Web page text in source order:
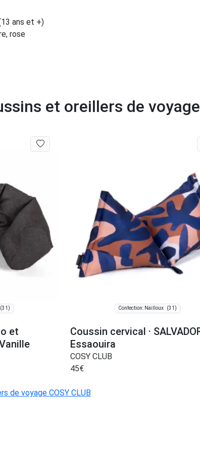
ans et +)
rose
et oreillers de voyage
(31)
et
Confection: Nailloux (31)
Coussin cervical ·
Essaouira
COSY CLUB
45€
de voyage COSY CLUB